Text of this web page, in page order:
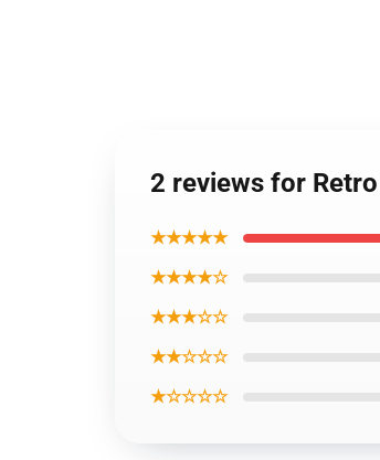
2 reviews for
★★★★★
★★★★☆
★★★☆☆
★★☆☆☆
★☆☆☆☆